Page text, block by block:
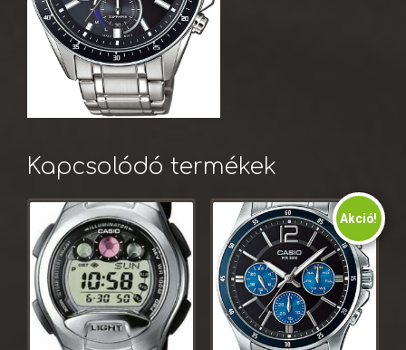
Kapcsolódó termékek
Akció!